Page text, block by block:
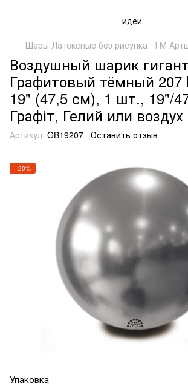
Шары Латексные без рисунка ТМ
Воздушный шарик гигант
Графитовый тёмный 207
19" (47,5 см), 1 шт., 19"/
Графіт, Гелий или воздух
Артикул: GB19207 Оставить отзыв
−20%
Упаковка